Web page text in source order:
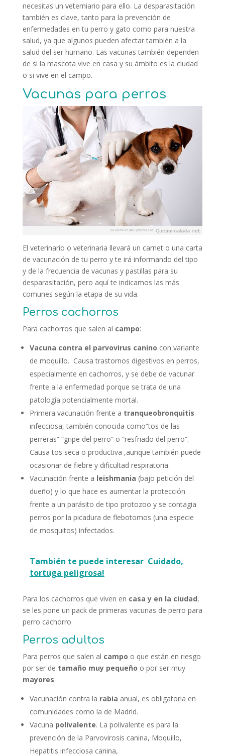
necesitas un veterniario para ello. La desparasitación
también es clave, tanto para la prevención de
enfermedades en tu perro y gato como para nuestra
salud, ya que algunos pueden afectar también a la
salud del ser humano. Las vacunas también dependen
de si la mascota vive en casa y su ámbito es la ciudad
o si vive en el campo.
Vacunas para perros
El veterinario o veterinaria llevará un carnet o una carta
de vacunación de tu perro y te irá informando del tipo
y de la frecuencia de vacunas y pastillas para su
desparasitación, pero aquí te indicamos las más
comunes según la etapa de su vida.
Perros cachorros
Para cachorros que salen al campo:
Vacuna contra el parvovirus canino con variante
de moquillo. Causa trastornos digestivos en perros,
especialmente en cachorros, y se debe de vacunar
frente a la enfermedad porque se trata de una
patología potencialmente mortal.
Primera vacunación frente a tranqueobronquitis
infecciosa, también conocida como“tos de las
perreras” “gripe del perro” o “resfriado del perro”.
Causa tos seca o productiva ,aunque también puede
ocasionar de fiebre y dificultad respiratoria.
Vacunación frente a leishmania (bajo petición del
dueño) y lo que hace es aumentar la protección
frente a un parásito de tipo protozoo y se contagia
perros por la picadura de flebotomos (una especie
de mosquitos) infectados.
También te puede interesar Cuidado,
tortuga peligrosa!
Para los cachorros que viven en casa y en la ciudad,
se les pone un pack de primeras vacunas de perro para
perro cachorro.
Perros adultos
Para perros que salen al campo o que están en riesgo
por ser de tamaño muy pequeño o por ser muy
mayores:
Vacunación contra la rabia anual, es obligatoria en
comunidades como la de Madrid.
Vacuna polivalente. La polivalente es para la
prevención de la Parvovirosis canina, Moquillo,
Hepatitis infecciosa canina,